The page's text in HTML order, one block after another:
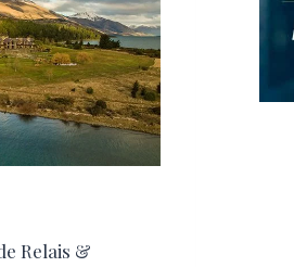
Relais &